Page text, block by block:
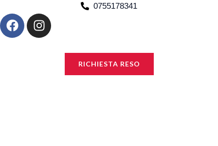
0755178341
F
a
I
n
RICHIESTA RESO